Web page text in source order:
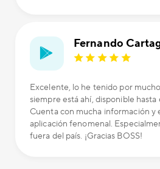
Fernando
Excelente, lo he tenido por
siempre está ahí, disponible
Cuenta con mucha información y
aplicación fenomenal.
fuera del país. ¡Gracias BOSS!